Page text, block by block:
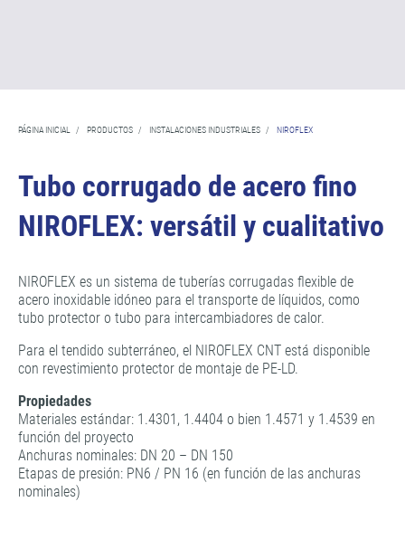
PÁGINA INICIAL / PRODUCTOS / INSTALACIONES INDUSTRIALES / NIROFLEX
Tubo corrugado de acero fino
NIROFLEX: versátil y cualitativo
NIROFLEX es un sistema de tuberías corrugadas flexible de
acero inoxidable idóneo para el transporte de líquidos, como
tubo protector o tubo para intercambiadores de calor.
Para el tendido subterráneo, el NIROFLEX CNT está disponible
con revestimiento protector de montaje de PE-LD.
Propiedades
Materiales estándar: 1.4301, 1.4404 o bien 1.4571 y 1.4539 en
función del proyecto
Anchuras nominales: DN 20 – DN 150
Etapas de presión: PN6 / PN 16 (en función de las anchuras
nominales)